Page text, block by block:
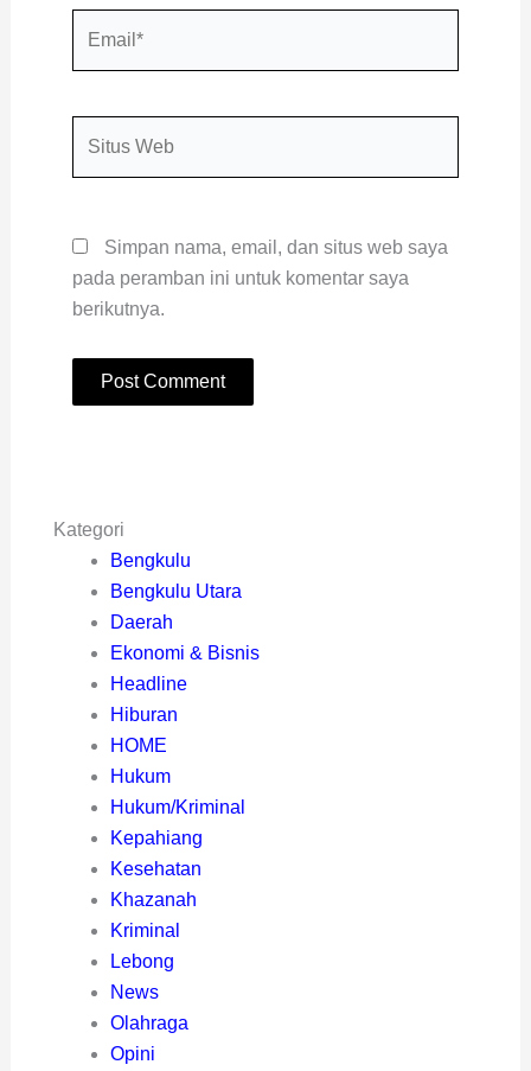
Simpan nama, email, dan situs web saya
pada peramban ini untuk komentar saya
berikutnya.
Kategori
Bengkulu
Bengkulu Utara
Daerah
Ekonomi & Bisnis
Headline
Hiburan
HOME
Hukum
Hukum/Kriminal
Kepahiang
Kesehatan
Khazanah
Kriminal
Lebong
News
Olahraga
Opini